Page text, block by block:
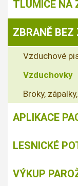
TLUMIČE NA
ZBRANĚ BEZ
Vzduchové
Vzduchovky
Broky,
APLIKACE
LESNICKÉ
VÝKUP